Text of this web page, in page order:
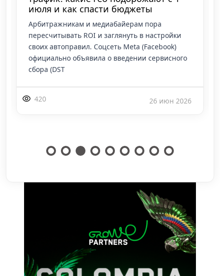
июля и как спасти бюджеты
Арбитражникам и медиабайерам пора
пересчитывать ROI и заглянуть в настройки
своих автоправил. Соцсеть Meta (Facebook)
официально объявила о введении сервисного
сбора (DST
420 26 июн 2026